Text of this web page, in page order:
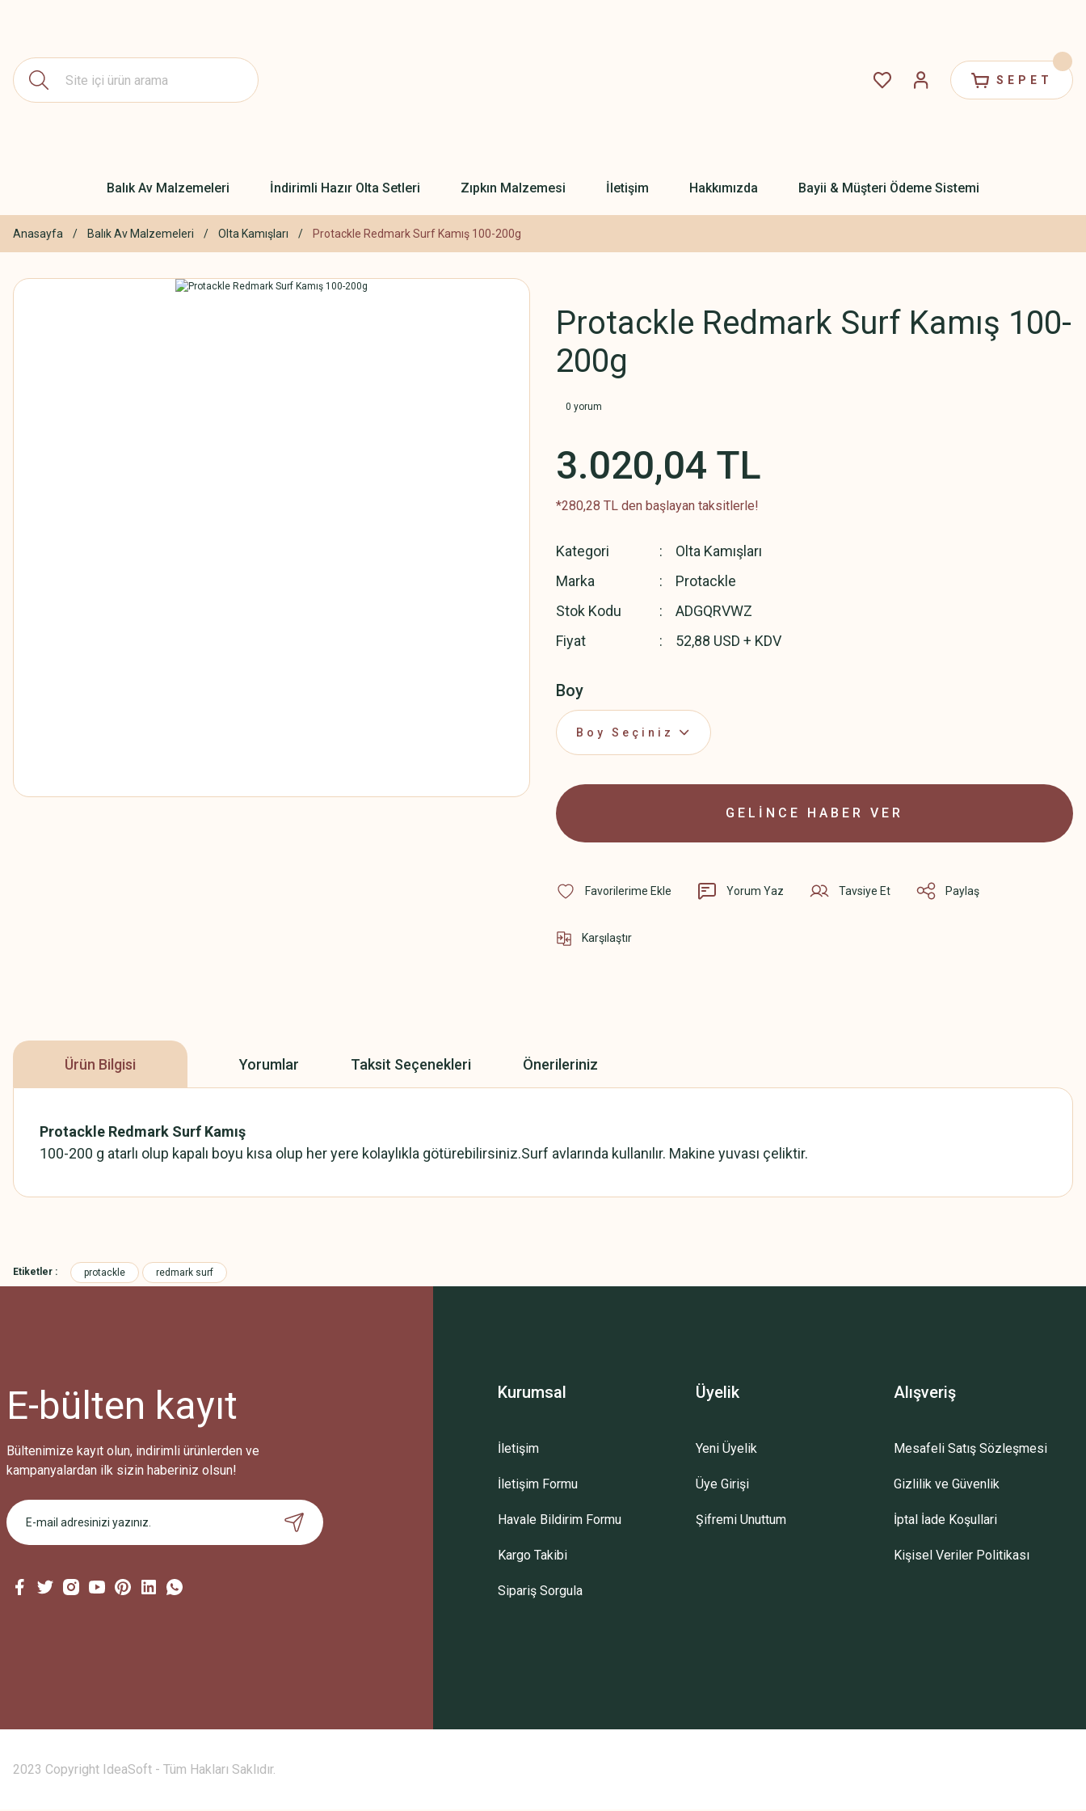
SEPET
Balık Av Malzemeleri İndirimli Hazır Olta Setleri Zıpkın Malzemesi İletişim Hakkımızda Bayii & Müşteri Ödeme Sistemi
Anasayfa Balık Av Malzemeleri Olta Kamışları Protackle Redmark Surf Kamış 100-200g
Protackle Redmark Surf Kamış 100-
200g
0 yorum
3.020,04 TL
*280,28 TL den başlayan taksitlerle!
Kategori
Olta Kamışları
Marka
Protackle
Stok Kodu
ADGQRVWZ
Fiyat
52,88 USD + KDV
Boy
GELİNCE HABER VER
Yorum Yaz Tavsiye Et Paylaş
Karşılaştır
Ürün Bilgisi Yorumlar Taksit Seçenekleri Önerileriniz
Protackle Redmark Surf Kamış
100-200 g atarlı olup kapalı boyu kısa olup her yere kolaylıkla götürebilirsiniz.Surf avlarında kullanılır. Makine yuvası çeliktir.
Gönder
Etiketler : protackle redmark surf
E-bülten kayıt
Bültenimize kayıt olun, indirimli ürünlerden ve
kampanyalardan ilk sizin haberiniz olsun!
Kurumsal
İletişim
İletişim Formu
Havale Bildirim Formu
Kargo Takibi
Sipariş Sorgula
Üyelik
Yeni Üyelik
Üye Girişi
Şifremi Unuttum
Alışveriş
Mesafeli Satış Sözleşmesi
Gizlilik ve Güvenlik
İptal İade Koşullari
Kişisel Veriler Politikası
2023 Copyright IdeaSoft - Tüm Hakları Saklıdır.